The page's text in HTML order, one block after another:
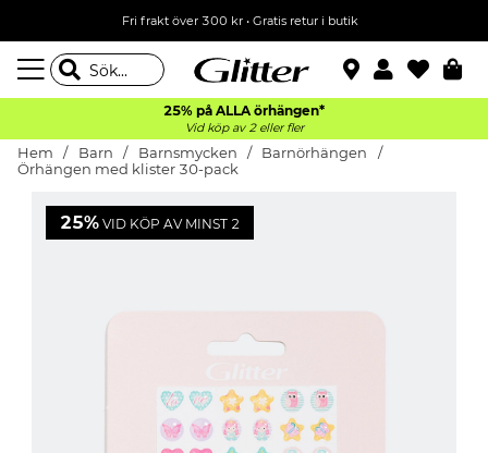
Fri frakt över 300 kr• Gratis retur i butik
25% på ALLA örhängen*
Vid köp av 2 eller fler
Hem Barn Barnsmycken
Barnörhängen
Örhängen med klister 30-pack
25% VID KÖP AV MINST 2